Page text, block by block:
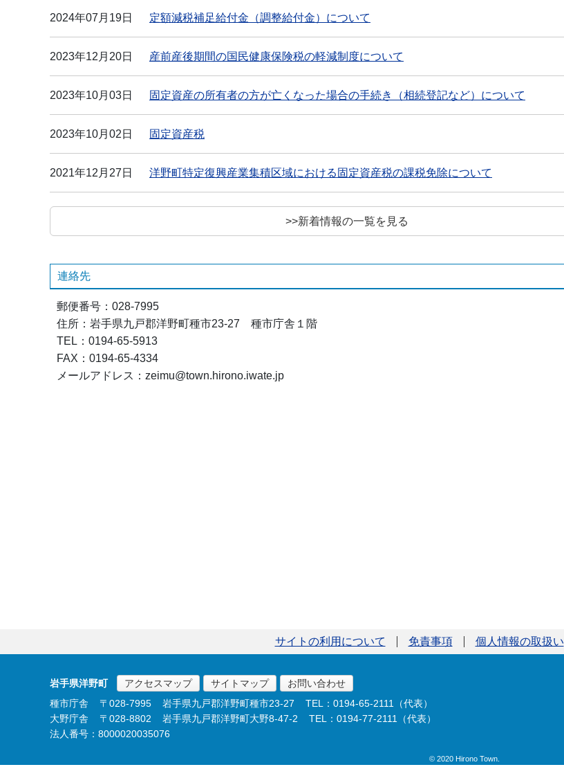
2024年07月19日 定額減税補足給付金（調整給付金）について
2023年12月20日 産前産後期間の国民健康保険税の軽減制度について
2023年10月03日 固定資産の所有者の方が亡くなった場合の手続き（相続登記など）について
2023年10月02日 固定資産税
2021年12月27日 洋野町特定復興産業集積区域における固定資産税の課税免除について
>>新着情報の一覧を見る
連絡先
郵便番号：028-7995
住所：岩手県九戸郡洋野町種市23-27 種市庁舎１階
TEL：0194-65-5913
FAX：0194-65-4334
メールアドレス：zeimu@town.hirono.iwate.jp
サイトの利用について 免責事項 個人情報の取扱い
岩手県洋野町 アクセスマップ サイトマップ
お問い合わせ
種市庁舎
〒028-7995 岩手県九戸郡洋野町種市23-27
TEL：0194-65-2111（代表）
大野庁舎
〒028-8802 岩手県九戸郡洋野町大野8-47-2
TEL：0194-77-2111（代表）
法人番号：8000020035076
© 2020 Hirono Town.